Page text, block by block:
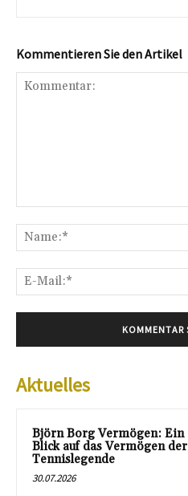
Kommentieren Sie den Artikel
Aktuelles
Björn Borg Vermögen: Ein
Blick auf das Vermögen der
Tennislegende
30.07.2026